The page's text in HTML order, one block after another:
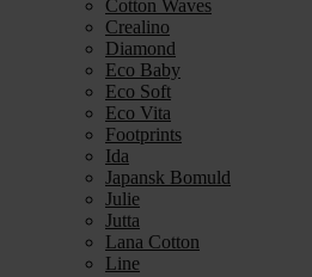
Cotton Waves
Crealino
Diamond
Eco Baby
Eco Soft
Eco Vita
Footprints
Ida
Japansk Bomuld
Julie
Jutta
Lana Cotton
Line